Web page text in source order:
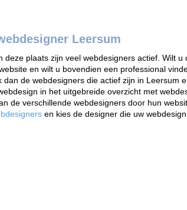
Leersum
deze plaats zijn veel webdesigners actief. Wilt u
en wilt u bovendien een professional
de webdesigners die actief zijn in Leersum
in het uitgebreide overzicht met
de verschillende webdesigners door hun
en kies de designer die uw